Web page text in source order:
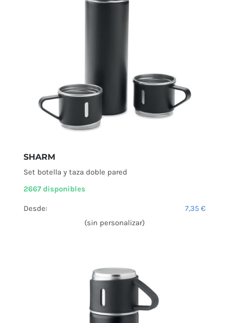
SHARM
Set botella y taza doble pared
2667 disponibles
Desde: 7,35 €
(sin personalizar)